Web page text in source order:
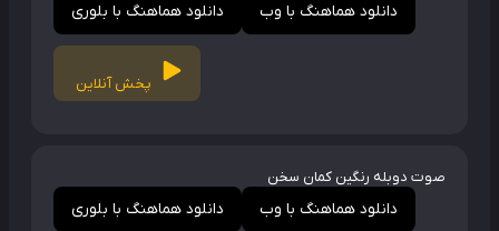
دانلود هماهنگ با وب دانلود هماهنگ با بلوری
پخش آنلاین
صوت دوبله رنگین کمان سخن
دانلود هماهنگ با وب دانلود هماهنگ با بلوری